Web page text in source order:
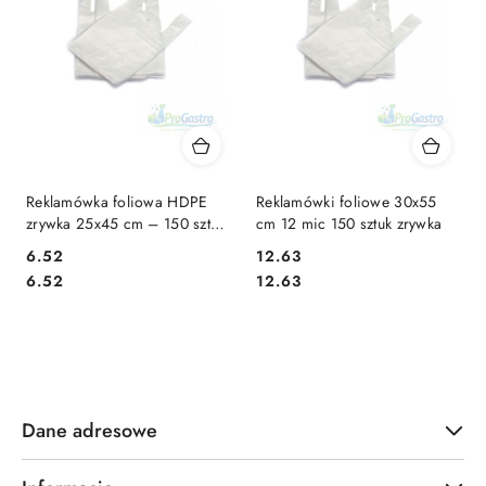
Reklamówka foliowa HDPE
zrywka 25x45 cm – 150 sztuk
| Wytrzymałe reklamówki
Cena:
6.52
Cena:
6.52
Reklamówki foliowe 30x55
cm 12 mic 150 sztuk zrywka
Cena:
12.63
Cena:
12.63
Dane adresowe